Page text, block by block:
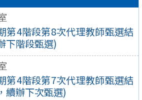
第4階段第8次代理教師甄選結
下階段甄選)
第4階段第7次代理教師甄選結
續辦下次甄選)